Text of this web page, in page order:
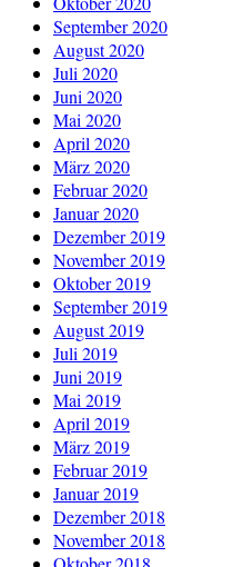
September 2020
August 2020
Juli 2020
Juni 2020
Mai 2020
April 2020
März 2020
Februar 2020
Januar 2020
Dezember 2019
November 2019
Oktober 2019
September 2019
August 2019
Juli 2019
Juni 2019
Mai 2019
April 2019
März 2019
Februar 2019
Januar 2019
Dezember 2018
November 2018